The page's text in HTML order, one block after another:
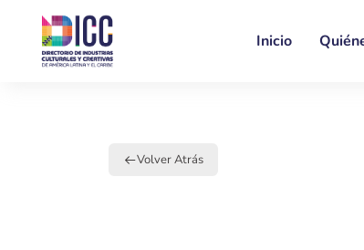
Inicio
Volver Atrás